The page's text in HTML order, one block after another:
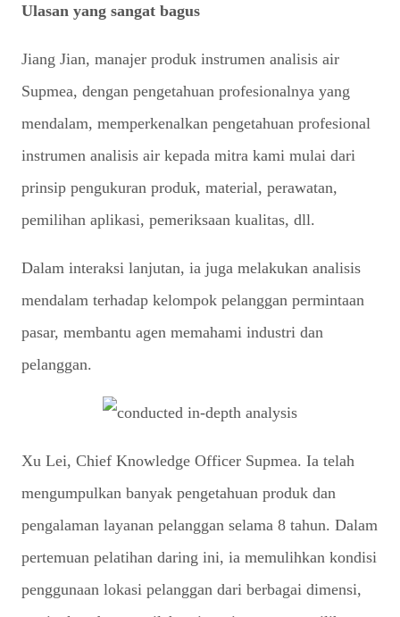
Ulasan yang sangat bagus
Jiang Jian, manajer produk instrumen analisis air
Supmea, dengan pengetahuan profesionalnya yang
mendalam, memperkenalkan pengetahuan profesional
instrumen analisis air kepada mitra kami mulai dari
prinsip pengukuran produk, material, perawatan,
pemilihan aplikasi, pemeriksaan kualitas, dll.
Dalam interaksi lanjutan, ia juga melakukan analisis
mendalam terhadap kelompok pelanggan permintaan
pasar, membantu agen memahami industri dan
pelanggan.
Xu Lei, Chief Knowledge Officer Supmea. Ia telah
mengumpulkan banyak pengetahuan produk dan
pengalaman layanan pelanggan selama 8 tahun. Dalam
pertemuan pelatihan daring ini, ia memulihkan kondisi
penggunaan lokasi pelanggan dari berbagai dimensi,